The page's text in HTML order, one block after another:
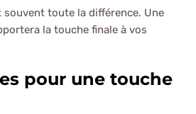
toute la différence. Une
la touche finale à vos
pour une touche